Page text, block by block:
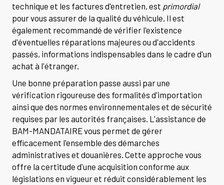
technique et les factures d'entretien, est primordial
pour vous assurer de la qualité du véhicule. Il est
également recommandé de vérifier l'existence
d'éventuelles réparations majeures ou d'accidents
passés, informations indispensables dans le cadre d'un
achat à l'étranger.
Une bonne préparation passe aussi par une
vérification rigoureuse des formalités d'importation
ainsi que des normes environnementales et de sécurité
requises par les autorités françaises. L'assistance de
BAM-MANDATAIRE vous permet de gérer
efficacement l'ensemble des démarches
administratives et douanières. Cette approche vous
offre la certitude d'une acquisition conforme aux
législations en vigueur et réduit considérablement les